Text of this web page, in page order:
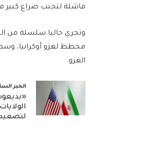
فاشلة لتجنب صراع كبير
وتجري حاليا سلسلة من
مخطط لغزو أوكرانيا،
الغزو.
الخبر